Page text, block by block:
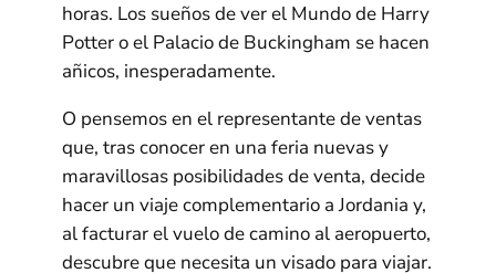
horas. Los sueños de ver el Mundo de Harry
Potter o el Palacio de Buckingham se hacen
añicos, inesperadamente.
O pensemos en el representante de ventas
que, tras conocer en una feria nuevas y
maravillosas posibilidades de venta, decide
hacer un viaje complementario a Jordania y,
al facturar el vuelo de camino al aeropuerto,
descubre que necesita un visado para viajar.